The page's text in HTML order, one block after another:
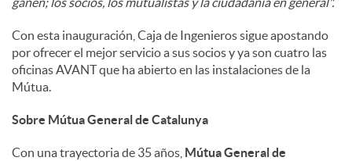
Con esta inauguración, Caja de Ingenieros sigue apostando
por ofrecer el mejor servicio a sus socios y ya son cuatro las
oficinas AVANT que ha abierto en las instalaciones de la
Mútua.
Sobre Mútua General de Catalunya
Con una trayectoria de 35 años, Mútua General de